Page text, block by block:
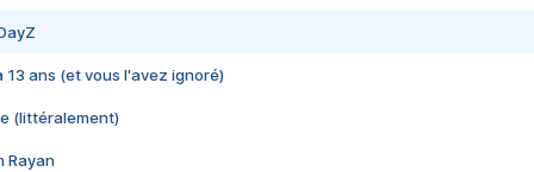
13 ans (et vous l'avez ignoré)
(littéralement)
Rayan